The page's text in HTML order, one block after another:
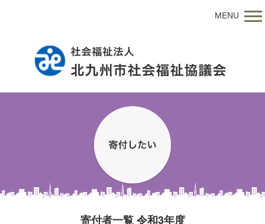
MENU
寄付者一覧 令和3年度